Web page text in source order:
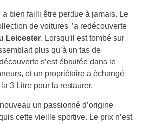
a bien failli être perdue à jamais. Le
de voitures l’a redécouverte
Leicester. Lorsqu’il est tombé sur
plus qu’à un tas de
s’est ébruitée dans le
et un propriétaire a échangé
3 Litre pour la restaurer.
un passionné d’origine
cette vieille sportive. Le prix n’est